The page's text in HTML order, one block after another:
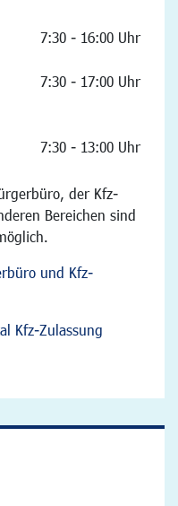
7:30 - 16:00 Uhr
7:30 - 17:00 Uhr
7:30 - 13:00 Uhr
der Kfz-
Bereichen sind
und Kfz-
Kfz-Zulassung